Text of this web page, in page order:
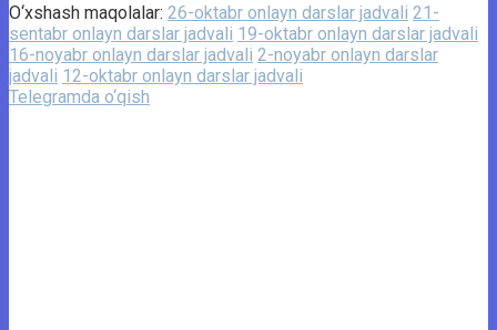
O‘xshash maqolalar: 26-oktabr onlayn darslar jadvali 21-
sentabr onlayn darslar jadvali 19-oktabr onlayn darslar jadvali
16-noyabr onlayn darslar jadvali 2-noyabr onlayn darslar
jadvali 12-oktabr onlayn darslar jadvali
Telegramda o‘qish